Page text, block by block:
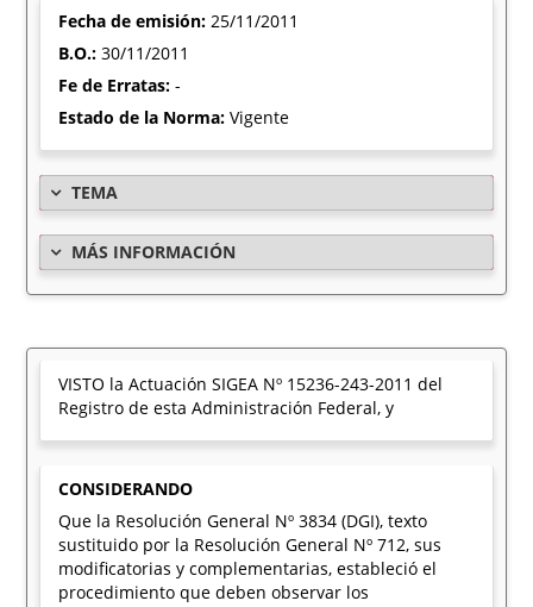
Fecha de emisión:25/11/2011
B.O.:30/11/2011
Fe de Erratas:-
Estado de la Norma:Vigente
TEMA
MÁS INFORMACIÓN
VISTO la Actuación SIGEA Nº 15236-243-2011 del
Registro de esta Administración Federal, y
CONSIDERANDO
Que la Resolución General Nº 3834 (DGI), texto
sustituido por la Resolución General Nº 712, sus
modificatorias y complementarias, estableció el
procedimiento que deben observar los